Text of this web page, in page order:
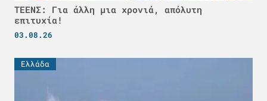
ΤΕΕΝΣ: Για άλλη μια χρονιά, απόλυτη
επιτυχία!
03.08.26
Ελλάδα